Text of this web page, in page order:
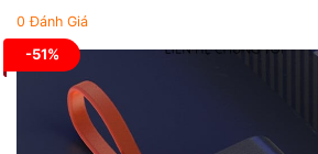
0 Đánh Giá
-51%